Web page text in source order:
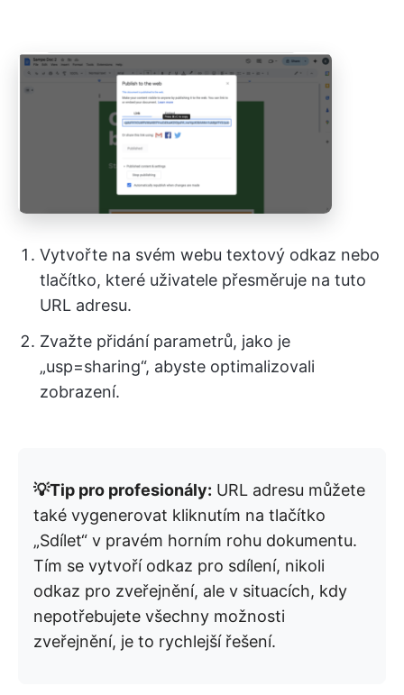
Vytvořte na svém webu textový odkaz nebo
tlačítko, které uživatele přesměruje na tuto
URL adresu.
Zvažte přidání parametrů, jako je
„usp=sharing“, abyste optimalizovali
zobrazení.
💡Tip pro profesionály: URL adresu můžete
také vygenerovat kliknutím na tlačítko
„Sdílet“ v pravém horním rohu dokumentu.
Tím se vytvoří odkaz pro sdílení, nikoli
odkaz pro zveřejnění, ale v situacích, kdy
nepotřebujete všechny možnosti
zveřejnění, je to rychlejší řešení.